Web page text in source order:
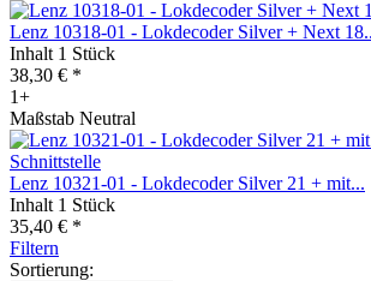
Lenz 10318-01 - Lokdecoder Silver + Next
Inhalt 1 Stück
38,30 € *
1+
Maßstab Neutral
Lenz 10321-01 - Lokdecoder Silver 21 + mit...
Inhalt 1 Stück
35,40 € *
Filtern
Sortierung: